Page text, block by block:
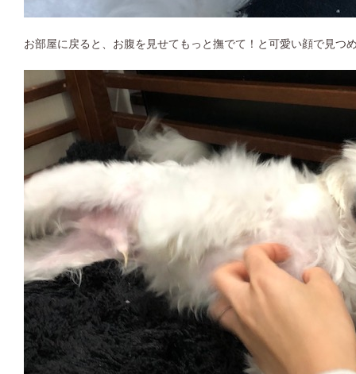
お部屋に戻ると、お腹を見せてもっと撫でて！と可愛い顔で見つ